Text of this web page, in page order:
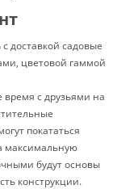
доставкой садовые
цветовой гаммой
время с друзьями на
покататься
максимальную
будут основы
конструкции.